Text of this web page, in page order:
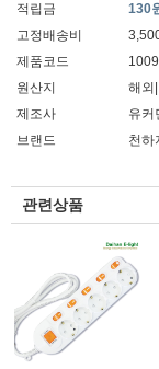
적립금
130
고정배송비
제품코드
원산지
해외
제조사
유커
브랜드
천하
관련상품